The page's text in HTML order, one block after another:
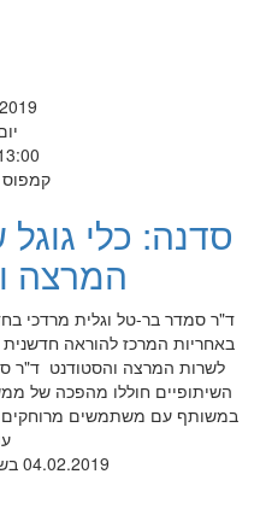
קמפוס
סדנה: כלי גוגל
המרצה
באחריות המרכז להוראה חדשנית
לשרות המרצה והסטודנט ד"ר
השיתופיים חוללו מהפכה של
במשותף עם משתמשים מרוחקים
04.02.2019 בשעה 15:00-13:00